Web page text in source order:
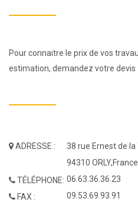
Pour connaitre le prix de vos
estimation, demandez votre devis
ADRESSE :
TÉLÉPHONE:
FAX :
38 rue Ernest de la
94310 ORLY,France.
06.63.36.36.23
09.53.69.93.91